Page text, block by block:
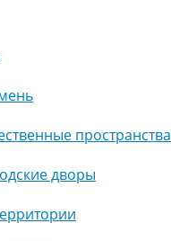
пространства
дворы